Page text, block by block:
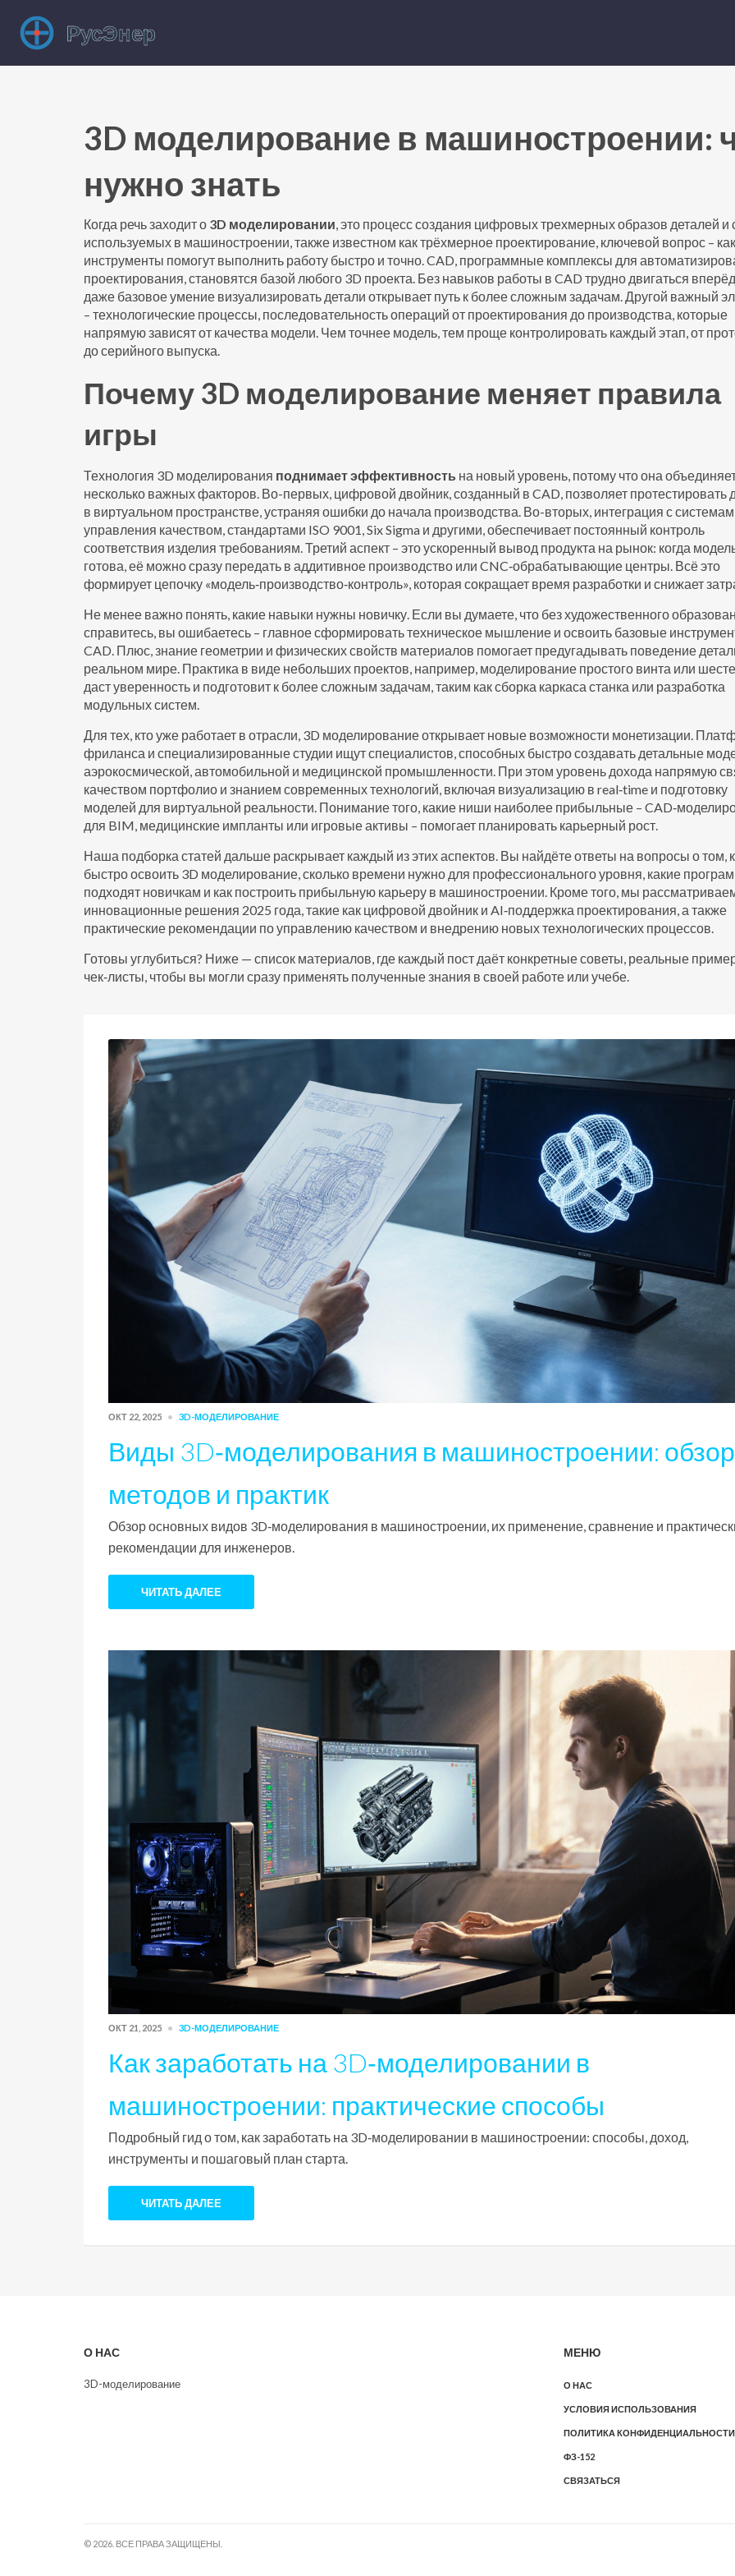
3D моделирование в машиностроении:
нужно знать
Когда речь заходит о 3D моделировании,это процесс создания цифровых трехмерных образов деталей и
используемых в машиностроении, также известном кактрёхмерное проектирование, ключевой вопрос –
инструменты помогут выполнить работу быстро и точно.CAD, программные комплексы для
проектирования, становятся базой любого 3D проекта. Без навыков работы в CAD трудно двигаться
даже базовое умение визуализировать детали открывает путь к более сложным задачам. Другой важный
– технологические процессы, последовательность операций от проектирования до производства, которые
напрямую зависят от качества модели. Чем точнее модель, тем проще контролировать каждый этап, от
до серийного выпуска.
Почему 3D моделирование меняет правила
игры
Технология 3D моделирования поднимает эффективность на новый уровень, потому что она
несколько важных факторов. Во-первых, цифровой двойник, созданный в CAD, позволяет протестировать
в виртуальном пространстве, устраняя ошибки до начала производства. Во-вторых, интеграция с
управления качеством,стандартами ISO 9001, Six Sigma и другими, обеспечивает постоянный контроль
соответствия изделия требованиям. Третий аспект – это ускоренный вывод продукта на рынок: когда
готова, её можно сразу передать в аддитивное производство или CNC‑обрабатывающие центры. Всё это
формирует цепочку «модель‑производство‑контроль», которая сокращает время разработки и снижает
Не менее важно понять, какие навыки нужны новичку. Если вы думаете, что без художественного
справитесь, вы ошибаетесь – главное сформировать техническое мышление и освоить базовые
CAD. Плюс, знание геометрии и физических свойств материалов помогает предугадывать поведение
реальном мире. Практика в виде небольших проектов, например, моделирование простого винта или
даст уверенность и подготовит к более сложным задачам, таким как сборка каркаса станка или разработка
модульных систем.
Для тех, кто уже работает в отрасли, 3D моделирование открывает новые возможности монетизации.
фриланса и специализированные студии ищут специалистов, способных быстро создавать детальные
аэрокосмической, автомобильной и медицинской промышленности. При этом уровень дохода напрямую
качеством портфолио и знанием современных технологий, включая визуализацию в real‑time и подготовку
моделей для виртуальной реальности. Понимание того, какие ниши наиболее прибыльные –
для BIM, медицинские импланты или игровые активы – помогает планировать карьерный рост.
Наша подборка статей дальше раскрывает каждый из этих аспектов. Вы найдёте ответы на вопросы о том,
быстро освоить 3D моделирование, сколько времени нужно для профессионального уровня, какие
подходят новичкам и как построить прибыльную карьеру в машиностроении. Кроме того, мы
инновационные решения 2025 года, такие как цифровой двойник и AI‑поддержка проектирования, а также
практические рекомендации по управлению качеством и внедрению новых технологических процессов.
Готовы углубиться? Ниже — список материалов, где каждый пост даёт конкретные советы, реальные
чек‑листы, чтобы вы могли сразу применять полученные знания в своей работе или учебе.
ОКТ 22, 2025 3D-МОДЕЛИРОВАНИЕ
Виды 3D‑моделирования в машиностроении: обзор
методов и практик
Обзор основных видов 3D‑моделирования в машиностроении, их применение, сравнение и
рекомендации для инженеров.
ЧИТАТЬ ДАЛЕЕ
ОКТ 21, 2025 3D-МОДЕЛИРОВАНИЕ
Как заработать на 3D‑моделировании в
машиностроении: практические способы
Подробный гид о том, как заработать на 3D‑моделировании в машиностроении: способы, доход,
инструменты и пошаговый план старта.
ЧИТАТЬ ДАЛЕЕ
О НАС
3D-моделирование
МЕНЮ
О НАС
УСЛОВИЯ ИСПОЛЬЗОВАНИЯ
ПОЛИТИКА КОНФИДЕНЦИАЛЬНОСТИ
ФЗ-152
СВЯЗАТЬСЯ
© 2026. ВСЕ ПРАВА ЗАЩИЩЕНЫ.